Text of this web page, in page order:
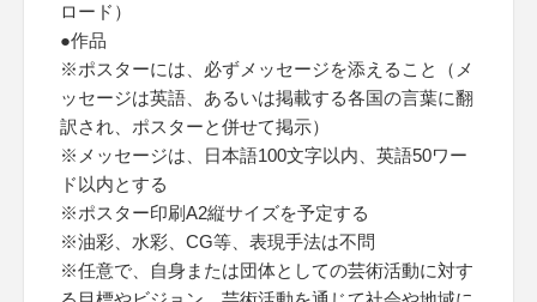
ロード）
●作品
※ポスターには、必ずメッセージを添えること（メ
ッセージは英語、あるいは掲載する各国の言葉に翻
訳され、ポスターと併せて掲示）
※メッセージは、日本語100文字以内、英語50ワー
ド以内とする
※ポスター印刷A2縦サイズを予定する
※油彩、水彩、CG等、表現手法は不問
※任意で、自身または団体としての芸術活動に対す